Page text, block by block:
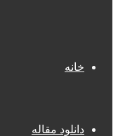
خانه
دانلود مقاله